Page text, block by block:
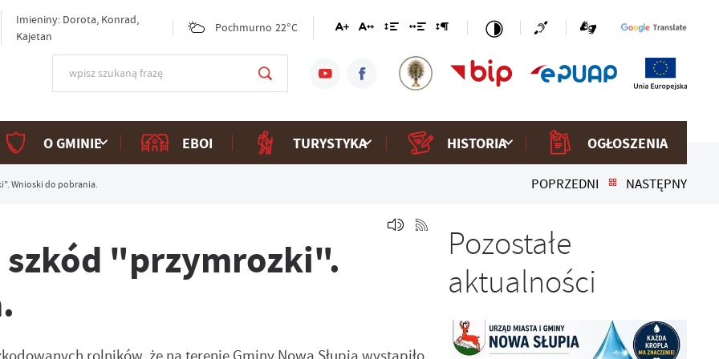
Imieniny: Dorota, Konrad,
Kajetan
Pochmurno 22°C
O GMINIE EBOI TURYSTYKA HISTORIA OGŁOSZENIA
Wnioski do pobrania. POPRZEDNI NASTĘPNY
szkód "przymrozki".
Pozostałe
aktualności